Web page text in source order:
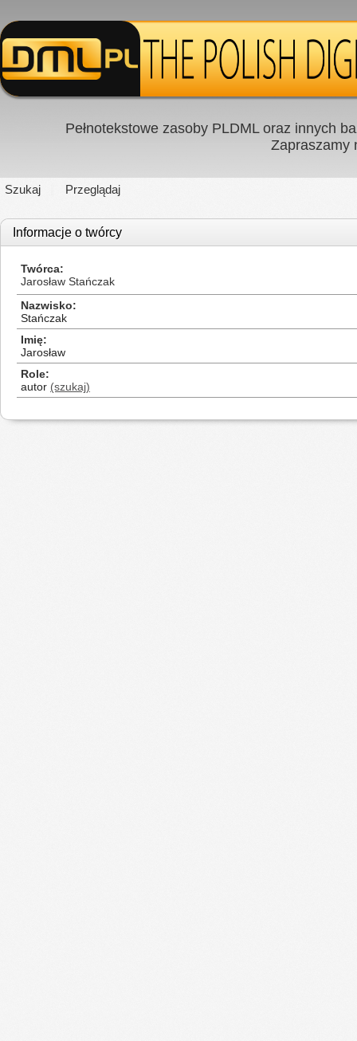
Pełnotekstowe zasoby PLDML oraz innych
Zapraszamy
Szukaj Przeglądaj
Informacje o twórcy
Twórca
Jarosław Stańczak
Nazwisko
Stańczak
Imię
Jarosław
Role
autor (szukaj)